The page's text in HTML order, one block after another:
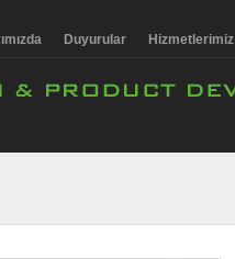
Duyurular Hizmetlerimiz